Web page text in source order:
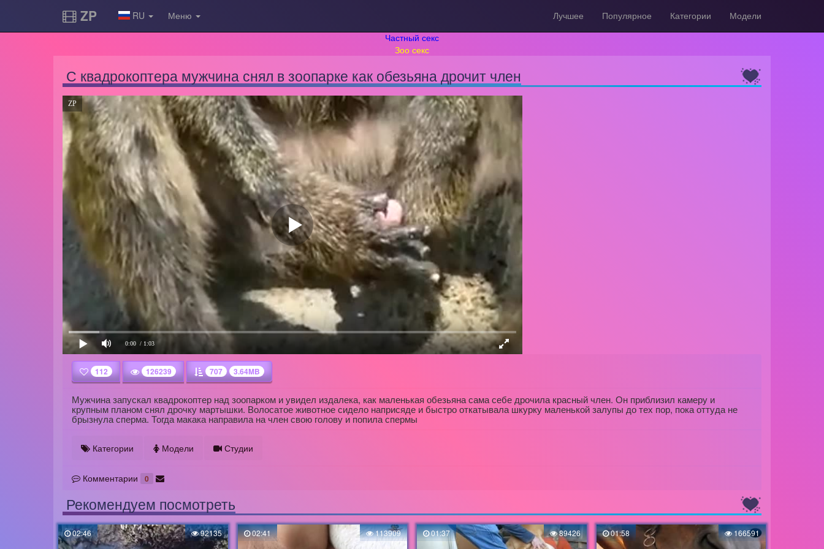
ZP RU Меню Лучшее Популярное Категории
Модели
Частный секс
Зоо секс
С квадрокоптера мужчина снял в зоопарке как обезьяна дрочит член
ZP
0:00 / 1:03
112 126239 707 3.64MB
Мужчина запускал квадрокоптер над зоопарком и увидел издалека, как маленькая обезьяна сама себе дрочила красный член. Он приблизил камеру и
крупным планом снял дрочку мартышки. Волосатое животное сидело наприсяде и быстро откатывала шкурку маленькой залупы до тех пор, пока оттуда не
брызнула сперма. Тогда макака направила на член свою голову и попила спермы
Категории Модели Студии
Комментарии 0
Рекомендуем посмотреть
02:46 92135 02:41 113909 01:37 89426 01:58 166591